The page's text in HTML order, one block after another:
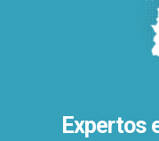
Expertos